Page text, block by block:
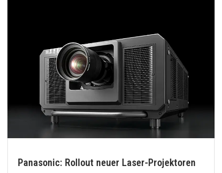
Panasonic: Rollout neuer Laser-Projektoren